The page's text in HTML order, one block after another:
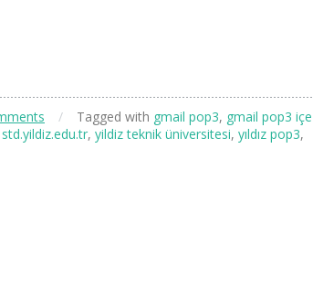
/ Tagged with gmail pop3, gmail pop3 içe
std.yildiz.edu.tr, yildiz teknik üniversitesi, yıldız pop3,